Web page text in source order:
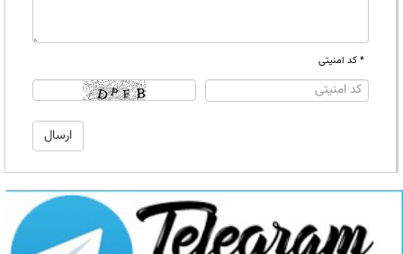
* کد امنیتی